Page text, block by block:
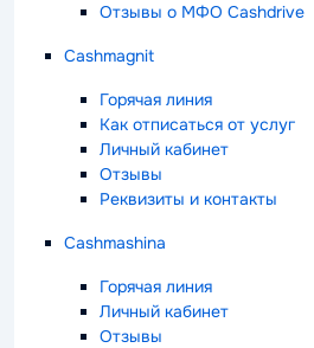
Отзывы о МФО Cashdrive
Cashmagnit
Горячая линия
Как отписаться от услуг
Личный кабинет
Отзывы
Реквизиты и контакты
Cashmashina
Горячая линия
Личный кабинет
Отзывы